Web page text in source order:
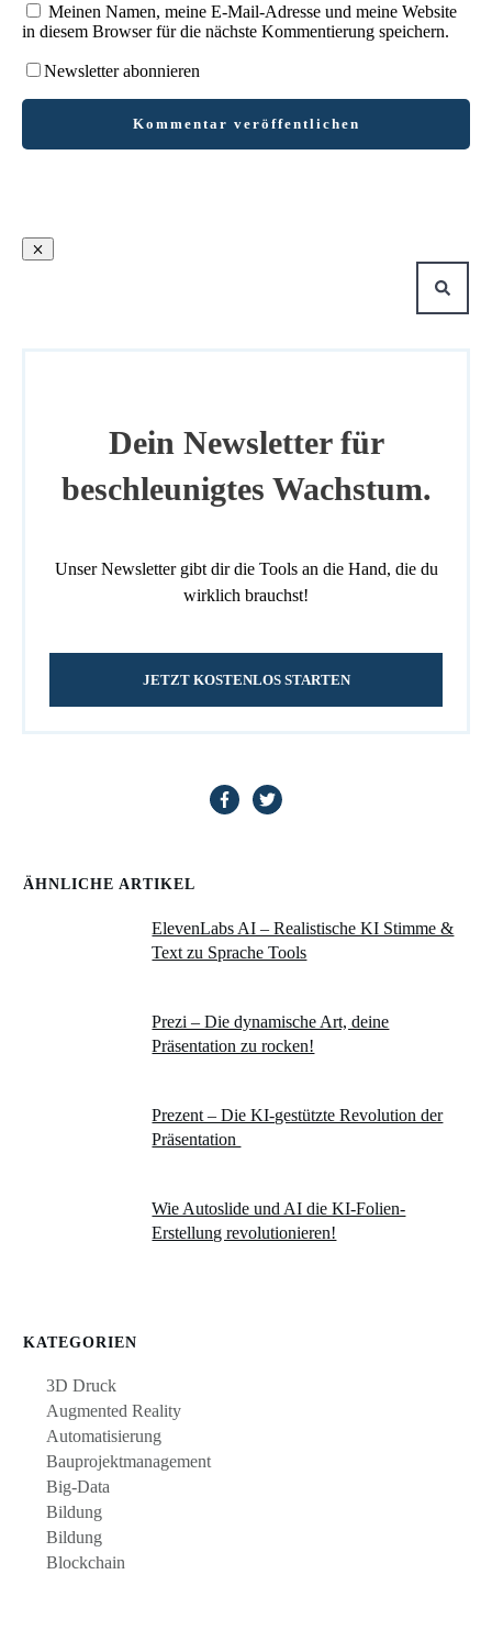
Meinen Namen, meine E-Mail-Adresse und meine Website
in diesem Browser für die nächste Kommentierung speichern.
Newsletter abonnieren
Kommentar veröffentlichen
Dein Newsletter für
beschleunigtes Wachstum.
Unser Newsletter gibt dir die Tools an die Hand, die du
wirklich brauchst!
JETZT KOSTENLOS STARTEN
ÄHNLICHE ARTIKEL
ElevenLabs AI – Realistische KI Stimme &
Text zu Sprache Tools
Prezi – Die dynamische Art, deine
Präsentation zu rocken!
Prezent – Die KI-gestützte Revolution der
Präsentation
Wie Autoslide und AI die KI-Folien-
Erstellung revolutionieren!
KATEGORIEN
3D Druck
Augmented Reality
Automatisierung
Bauprojektmanagement
Big-Data
Bildung
Bildung
Blockchain